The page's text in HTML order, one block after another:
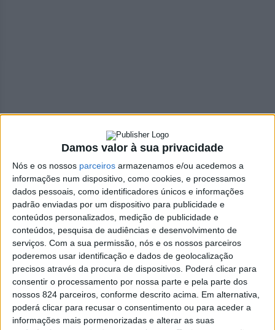
Damos valor à sua privacidade
Nós e os nossos parceiros armazenamos e/ou acedemos a
informações num dispositivo, como cookies, e processamos
dados pessoais, como identificadores únicos e informações
padrão enviadas por um dispositivo para publicidade e
conteúdos personalizados, medição de publicidade e
conteúdos, pesquisa de audiências e desenvolvimento de
serviços. Com a sua permissão, nós e os nossos parceiros
poderemos usar identificação e dados de geolocalização
precisos através da procura de dispositivos. Poderá clicar para
consentir o processamento por nossa parte e pela parte dos
nossos 824 parceiros, conforme descrito acima. Em alternativa,
poderá clicar para recusar o consentimento ou para aceder a
informações mais pormenorizadas e alterar as suas